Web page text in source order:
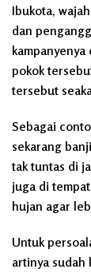
Ibukota,
dan
pokok
tersebut
Sebagai
sekarang
tak tuntas di
juga di
hujan agar
Untuk
artinya sudah